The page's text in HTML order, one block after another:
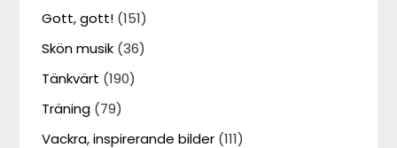
Gott, gott! (151)
Skön musik (36)
Tänkvärt (190)
Träning (79)
Vackra, inspirerande bilder (111)